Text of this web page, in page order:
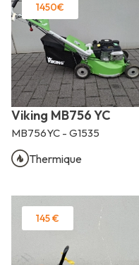
1450€
Viking MB756 YC
MB756YC - G1535
Thermique
145 €